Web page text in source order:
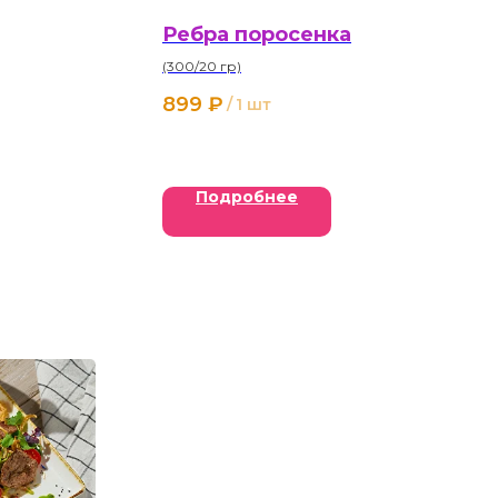
Ребра поросенка
(300/20 гр)
899 ₽ / 1 шт
Подробнее